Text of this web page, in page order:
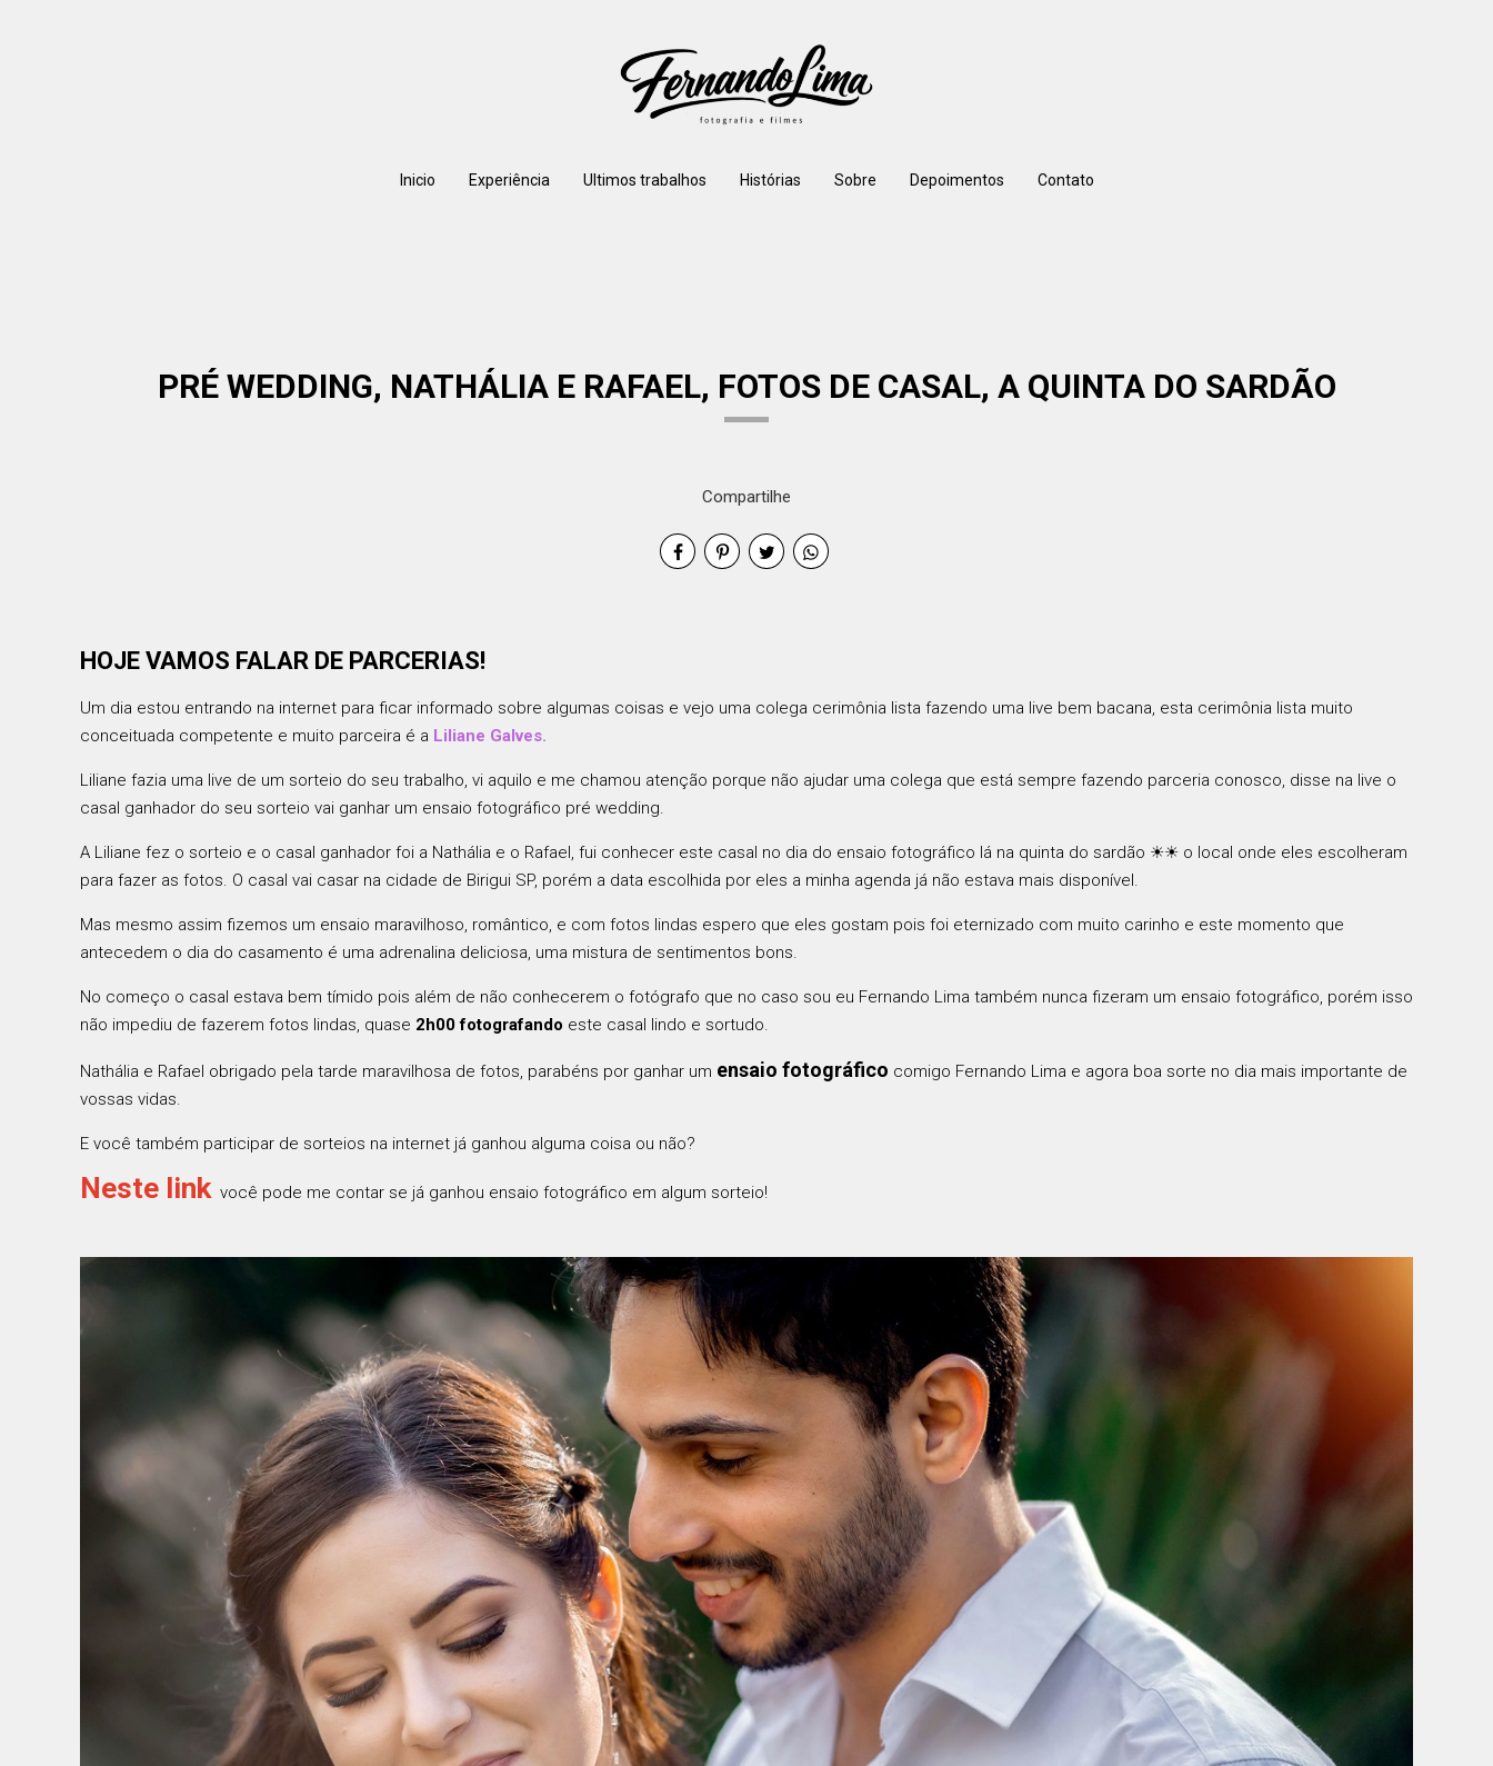
Inicio Experiência Ultimos trabalhos Histórias Sobre Depoimentos Contato
PRÉ WEDDING, NATHÁLIA E RAFAEL, FOTOS DE CASAL, A QUINTA DO SARDÃO
Compartilhe
HOJE VAMOS FALAR DE PARCERIAS!
Um dia estou entrando na internet para ficar informado sobre algumas coisas e vejo uma colega cerimônia lista fazendo uma live bem bacana, esta cerimônia lista muito
conceituada competente e muito parceira é a Liliane Galves.
Liliane fazia uma live de um sorteio do seu trabalho, vi aquilo e me chamou atenção porque não ajudar uma colega que está sempre fazendo parceria conosco, disse na live o
casal ganhador do seu sorteio vai ganhar um ensaio fotográfico pré wedding.
A Liliane fez o sorteio e o casal ganhador foi a Nathália e o Rafael, fui conhecer este casal no dia do ensaio fotográfico lá na quinta do sardão ☀☀ o local onde eles escolheram
para fazer as fotos. O casal vai casar na cidade de Birigui SP, porém a data escolhida por eles a minha agenda já não estava mais disponível.
Mas mesmo assim fizemos um ensaio maravilhoso, romântico, e com fotos lindas espero que eles gostam pois foi eternizado com muito carinho e este momento que
antecedem o dia do casamento é uma adrenalina deliciosa, uma mistura de sentimentos bons.
No começo o casal estava bem tímido pois além de não conhecerem o fotógrafo que no caso sou eu Fernando Lima também nunca fizeram um ensaio fotográfico, porém isso
não impediu de fazerem fotos lindas, quase 2h00 fotografando este casal lindo e sortudo.
Nathália e Rafael obrigado pela tarde maravilhosa de fotos, parabéns por ganhar um ensaio fotográfico comigo Fernando Lima e agora boa sorte no dia mais importante de
vossas vidas.
E você também participar de sorteios na internet já ganhou alguma coisa ou não?
Neste link você pode me contar se já ganhou ensaio fotográfico em algum sorteio!